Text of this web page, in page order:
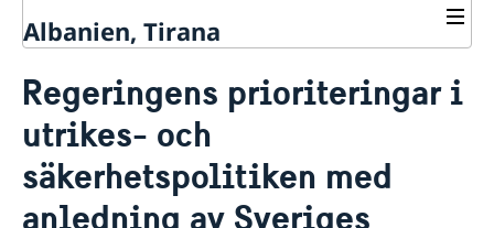
Albanien, Tirana
Om oss
Ambassadör
Så stöttar vi svenska företag
Vi är en resurs för svenska företag
Team Sweden
Så kan du få stöd
Aktuellt
Nyheter
Regeringens prioriteringar i
utrikes- och
säkerhetspolitiken med
anledning av Sveriges